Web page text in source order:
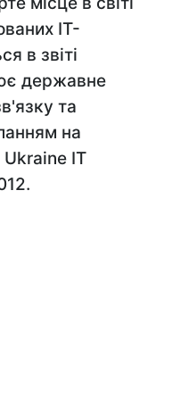
IT-
в звіті
державне
та
на
IT